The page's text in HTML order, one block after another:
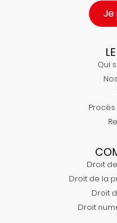
Je
Qui
Droit
Droit de la
Droit
Droit